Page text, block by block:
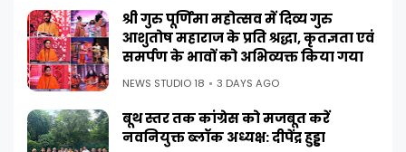
श्री गुरु पूर्णिमा महोत्सव में दिव्य गुरु
आशुतोष महाराज के प्रति श्रद्धा, कृतज्ञता एवं
समर्पण के भावों को अभिव्यक्त किया गया
NEWS STUDIO 18 3 DAYS AGO
बूथ स्तर तक कांग्रेस को मजबूत करें
नवनियुक्त ब्लॉक अध्यक्ष: दीपेंद्र हुड्डा